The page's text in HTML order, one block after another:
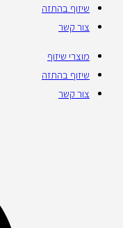
שיזוף בהתזה
צור קשר
מוצרי שיזוף
שיזוף בהתזה
צור קשר